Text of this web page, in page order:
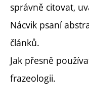
správně citovat,
Nácvik psaní
článků.
Jak přesně
frazeologii.